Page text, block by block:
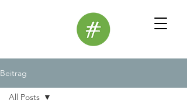
Beitrag
All Posts